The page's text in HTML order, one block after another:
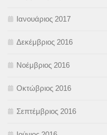
Ιανουάριος 2017
Δεκέμβριος 2016
Νοέμβριος 2016
Οκτώβριος 2016
Σεπτέμβριος 2016